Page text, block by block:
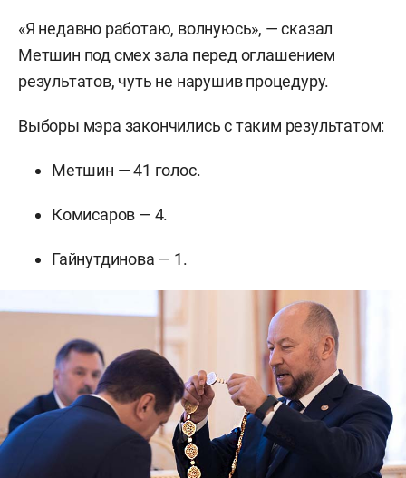
«Я недавно работаю, волнуюсь», — сказал
Метшин под смех зала перед оглашением
результатов, чуть не нарушив процедуру.
Выборы мэра закончились с таким результатом:
Метшин — 41 голос.
Комисаров — 4.
Гайнутдинова — 1.